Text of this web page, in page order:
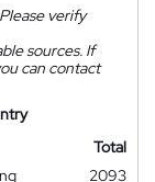
verify
sources. If
can contact
Total
2093